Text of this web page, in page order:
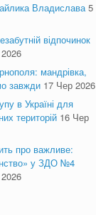
Владислава 5
відпочинок
мандрівка,
завжди 17 Чер 2026
в Україні для
територій 16 Чер
про важливе:
у ЗДО №4